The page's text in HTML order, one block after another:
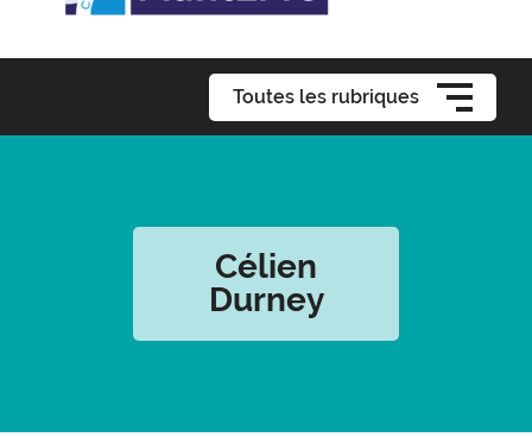
Toutes les rubriques
Célien
Durney